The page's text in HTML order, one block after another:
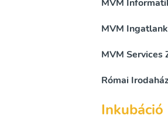
MVM
MVM
MVM Services
Római
Inkubáció